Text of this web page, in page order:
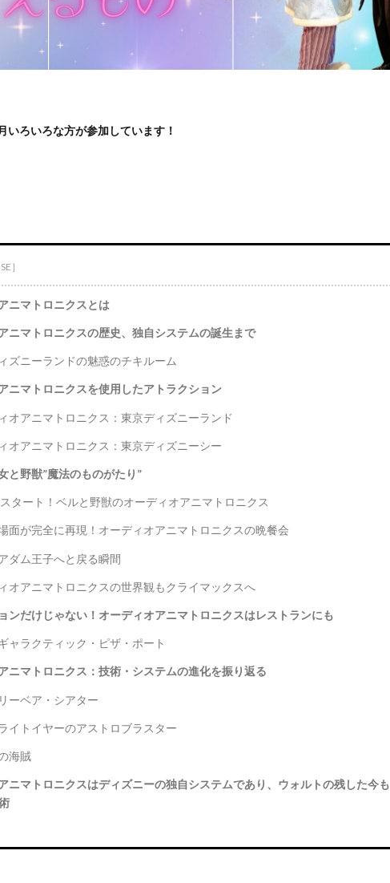
いろいろな方が参加しています！
ニマトロニクスとは
ニマトロニクスの歴史、独自システムの誕生まで
ズニーランドの魅惑のチキルーム
ニマトロニクスを使用したアトラクション
オアニマトロニクス：東京ディズニーランド
オアニマトロニクス：東京ディズニーシー
と野獣”魔法のものがたり”
タート！ベルと野獣のオーディオアニマトロニクス
面が完全に再現！オーディオアニマトロニクスの晩餐会
ダム王子へと戻る瞬間
オアニマトロニクスの世界観もクライマックスへ
ンだけじゃない！オーディオアニマトロニクスはレストランにも
ャラクティック・ピザ・ポート
ニマトロニクス：技術・システムの進化を振り返る
ーベア・シアター
イトイヤーのアストロブラスター
海賊
ニマトロニクスはディズニーの独自システムであり、ウォルトの残した今も